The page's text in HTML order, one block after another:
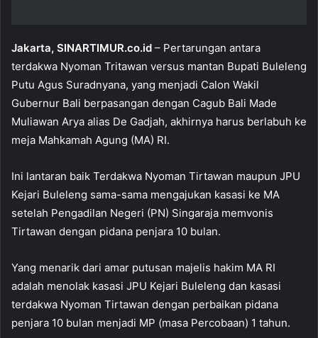
Jakarta, SINARTIMUR.co.id – Pertarungan antara
terdakwa Nyoman Tritawan versus mantan Bupati Buleleng
Putu Agus Suradnyana, yang menjadi Calon Wakil
Gubernur Bali berpasangan dengan Cagub Bali Made
Muliawan Arya alias De Gadjah, akhirnya harus berlabuh ke
meja Mahkamah Agung (MA) RI.
Ini lantaran baik Terdakwa Nyoman Tirtawan maupun JPU
Kejari Buleleng sama-sama mengajukan kasasi ke MA
setelah Pengadilan Negeri (PN) Singaraja memvonis
Tirtawan dengan pidana penjara 10 bulan.
Yang menarik dari amar putusan majelis hakim MA RI
adalah menolak kasasi JPU Kejari Buleleng dan kasasi
terdakwa Nyoman Tirtawan dengan perbaikan pidana
penjara 10 bulan menjadi MP (masa Percobaan) 1 tahun.